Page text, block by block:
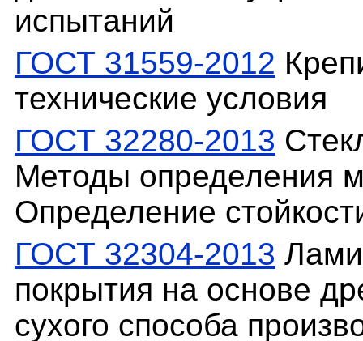
испытаний
ГОСТ 31559-2012
технические условия
ГОСТ 32280-2013
Методы определения
Определение
ГОСТ 32304-2013
покрытия на основе
сухого способа